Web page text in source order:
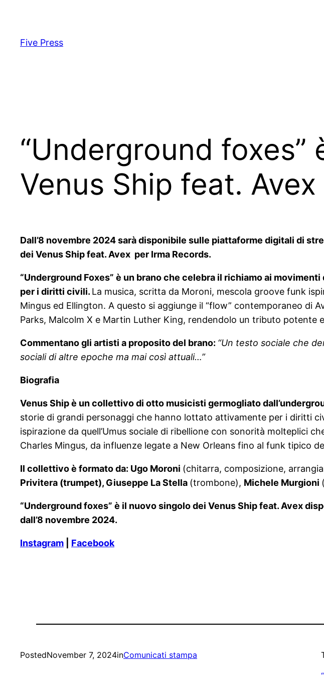
content
Five Press
“Underground
Venus Ship feat. Avex
Dall’8 novembre 2024 sarà disponibile sulle piattaforme digitali di
dei Venus Ship feat. Avex per Irma Records.
“Underground Foxes” è un brano che celebra il richiamo ai
per i diritti civili. La musica, scritta da Moroni, mescola groove funk
Mingus ed Ellington. A questo si aggiunge il “flow” contemporaneo di
Parks, Malcolm X e Martin Luther King, rendendolo un tributo potente
Commentano gli artisti a proposito del brano: “Un testo sociale che
sociali di altre epoche ma mai così attuali…”
Biografia
Venus Ship è un collettivo di otto musicisti germogliato
storie di grandi personaggi che hanno lottato attivamente per i diritti
ispirazione da quell’Umus sociale di ribellione con sonorità molteplici
Charles Mingus, da influenze legate a New Orleans fino al funk tipico
Il collettivo è formato da: Ugo Moroni (chitarra, composizione,
Privitera (trumpet), Giuseppe La Stella (trombone), Michele Murgioni
“Underground foxes” è il nuovo singolo dei Venus Ship feat. Avex
dall’8 novembre 2024.
Instagram Facebook
PostedNovember 7, 2024inComunicati stampa